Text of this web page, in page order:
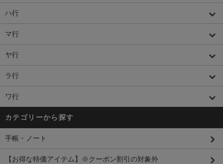
ハ行
マ行
ヤ行
ラ行
ワ行
カテゴリーから探す
手帳・ノート
【お得な特価アイテム】※クーポン割引の対象外